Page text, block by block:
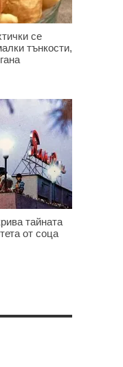
се
тънкости,
тайната
от соца